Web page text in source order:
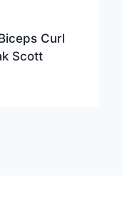
Curl
Scott
x 83 x 100